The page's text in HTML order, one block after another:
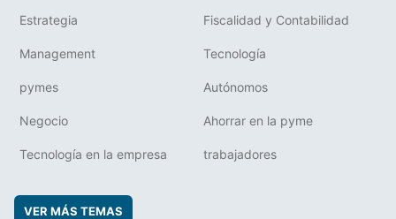
Estrategia Fiscalidad y Contabilidad
Management Tecnología
pymes Autónomos
Negocio Ahorrar en la pyme
Tecnología en la empresa trabajadores
VER MÁS TEMAS